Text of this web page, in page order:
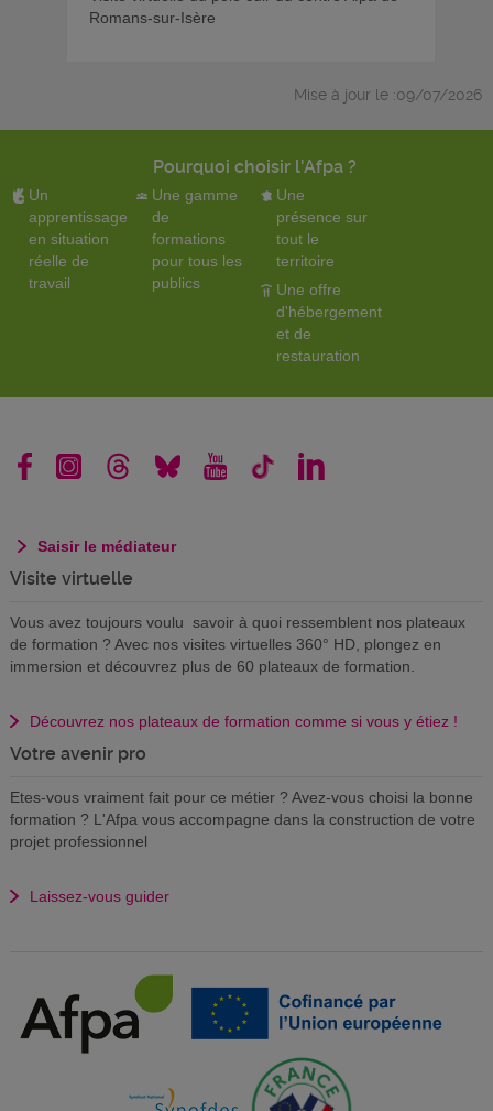
Romans-sur-Isère
Mise à jour le :09/07/2026
Pourquoi choisir l'Afpa ?
Un
apprentissage
en situation
réelle de
travail
Une gamme
de
formations
pour tous les
publics
Une
présence sur
tout le
territoire
Une offre
d'hébergement
et de
restauration
Saisir le médiateur
Visite virtuelle
Vous avez toujours voulu savoir à quoi ressemblent nos plateaux
de formation ? Avec nos visites virtuelles 360° HD, plongez en
immersion et découvrez plus de 60 plateaux de formation.
Découvrez nos plateaux de formation comme si vous y étiez !
Votre avenir pro
Etes-vous vraiment fait pour ce métier ? Avez-vous choisi la bonne
formation ? L'Afpa vous accompagne dans la construction de votre
projet professionnel
Laissez-vous guider